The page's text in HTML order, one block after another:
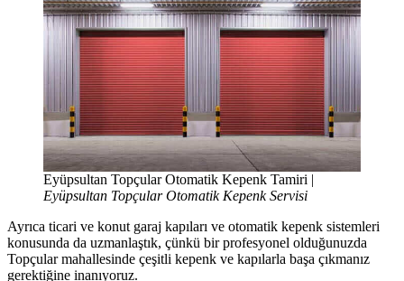
Eyüpsultan Topçular Otomatik Kepenk Tamiri |
Eyüpsultan Topçular Otomatik Kepenk Servisi
Ayrıca ticari ve konut garaj kapıları ve otomatik kepenk sistemleri
konusunda da uzmanlaştık, çünkü bir profesyonel olduğunuzda
Topçular mahallesinde çeşitli kepenk ve kapılarla başa çıkmanız
gerektiğine inanıyoruz.